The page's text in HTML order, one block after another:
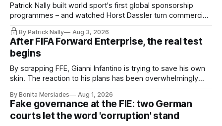
Patrick Nally built world sport's first global sponsorship
programmes – and watched Horst Dassler turn commercial
control into political power. He says the Infantino affair is not
a FIFA but a system problem; the IOC and most federations
sit inside the same architecture: presidential-style
fiefdoms.
By Patrick Nally Aug 3, 2026
After FIFA Forward Enterprise, the real test
begins
By scrapping FFE, Gianni Infantino is trying to save his own
skin. The reaction to his plans has been overwhelmingly
COO Kevin Lamour – has spectacularly turned his back on
him. Infantino must go, but that alone is not enough.
By Bonita Mersiades Aug 1, 2026
Fake governance at the FIE: two German
courts let the word 'corruption' stand